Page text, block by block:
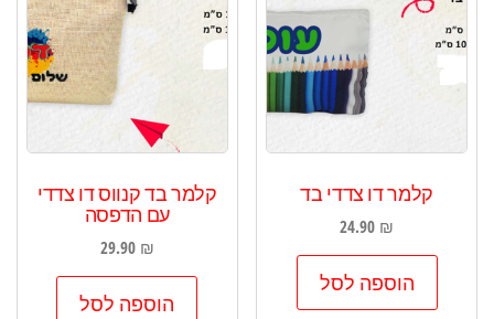
קלמר דו צדדי בד
24.90 ₪
הוספה לסל
קלמר בד קנווס דו צדדי
עם הדפסה
29.90 ₪
הוספה לסל